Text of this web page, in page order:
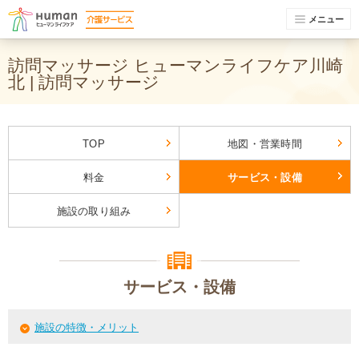
メニュー
訪問マッサージ ヒューマンライフケア川崎
北 | 訪問マッサージ
TOP 地図・営業時間
料金 サービス・設備
施設の取り組み
サービス・設備
施設の特徴・メリット